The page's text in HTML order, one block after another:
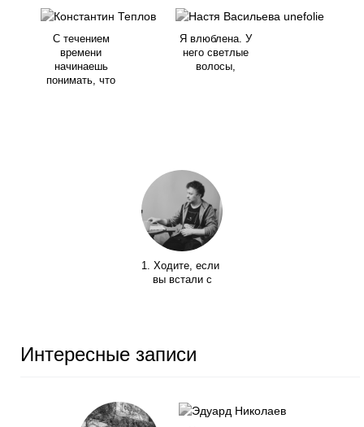
С течением
времени
начинаешь
понимать, что
Я влюблена. У
него светлые
волосы,
1. Ходите, если
вы встали с
Интересные записи